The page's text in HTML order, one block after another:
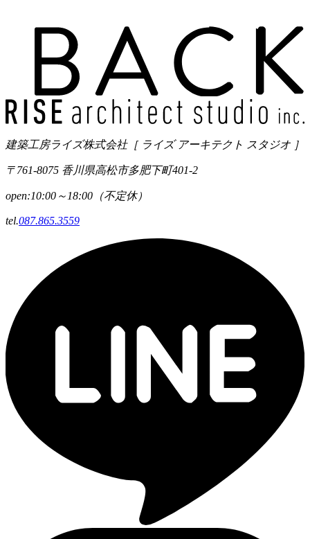
建築工房ライズ株式会社［ ライズ アーキテクト スタジオ ］
〒761-8075 香川県高松市多肥下町401-2
open:10:00～18:00（不定休）
tel.087.865.3559